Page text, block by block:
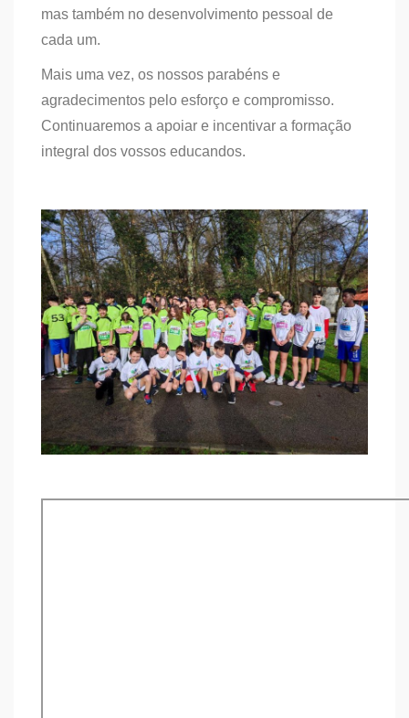
mas também no desenvolvimento pessoal de
cada um.
Mais uma vez, os nossos parabéns e
agradecimentos pelo esforço e compromisso.
Continuaremos a apoiar e incentivar a formação
integral dos vossos educandos.